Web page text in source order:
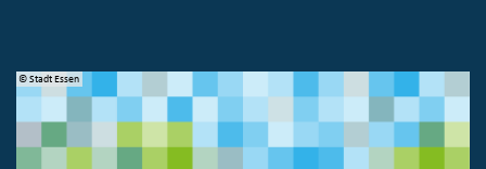
© Stadt Essen